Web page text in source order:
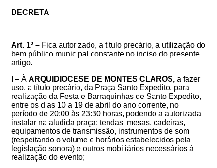
DECRETA
Art. 1º – Fica autorizado, a título precário, a utilização do
bem público municipal constante no inciso do presente
artigo.
I – À ARQUIDIOCESE DE MONTES CLAROS, a fazer
uso, a título precário, da Praça Santo Expedito, para
realização da Festa e Barraquinhas de Santo Expedito,
entre os dias 10 a 19 de abril do ano corrente, no
período de 20:00 às 23:30 horas, podendo a autorizada
instalar na aludida praça: tendas, mesas, cadeiras,
equipamentos de transmissão, instrumentos de som
(respeitando o volume e horários estabelecidos pela
legislação sonora) e outros mobiliários necessários à
realização do evento;